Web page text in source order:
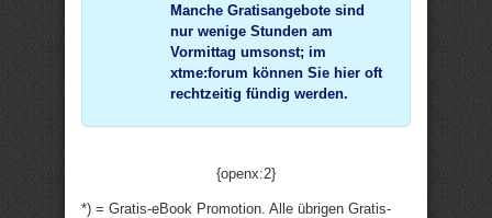
Manche Gratisangebote sind
nur wenige Stunden am
Vormittag umsonst; im
xtme:forum können Sie hier oft
rechtzeitig fündig werden.
{openx:2}
*) = Gratis-eBook Promotion. Alle übrigen Gratis-